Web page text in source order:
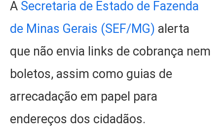
A Secretaria de Estado de Fazenda
de Minas Gerais (SEF/MG) alerta
que não envia links de cobrança nem
boletos, assim como guias de
arrecadação em papel para
endereços dos cidadãos.